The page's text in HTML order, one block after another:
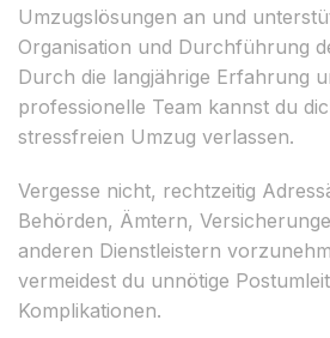
Umzugslösungen an und
Organisation und Durchführung
Durch die langjährige Erfahrung
professionelle Team kannst du
stressfreien Umzug verlassen.
Vergesse nicht, rechtzeitig
Behörden, Ämtern,
anderen Dienstleistern
vermeidest du unnötige
Komplikationen.